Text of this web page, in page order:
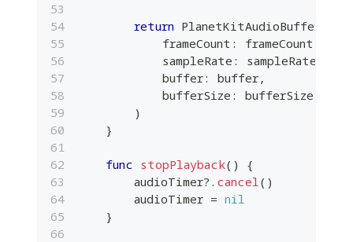
return PlanetKitAudioBuffer
            frameCount
: frameCount
            sampleRate
: sampleRate
            buffer
: buffer ,
            bufferSize
:
bufferSize
)
}
func stopPlayback( )
{
        audioTimer
? . cancel ( )
        audioTimer
= nil
}